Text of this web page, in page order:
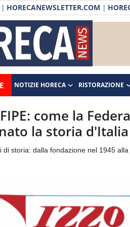
| HORECANEWSLETTER.COM |
NOTIZIE HORECA RISTORAZIONE
come la
la storia d'Italia
di storia: dalla fondazione nel 1945